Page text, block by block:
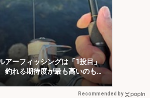
アーフィッシングは「1投目」
れる期待度が最も高いのも
Recommended by